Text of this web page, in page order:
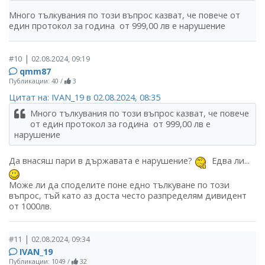
Много тълкувания по този въпрос казват, че повече от
един протокол за година от 999,00 лв е нарушение
#10 | 02.08.2024, 09:19
qmm87
Публикации: 40 / 3
Цитат на: IVAN_19 в 02.08.2024, 08:35
Много тълкувания по този въпрос казват, че повече
от един протокол за година от 999,00 лв е
нарушение
Да внасяш пари в държавата е нарушение? Едва ли...
Може ли да споделите поне едно тълкуване по този
въпрос, тъй като аз доста често разпределям дивидент
от 1000лв.
#11 | 02.08.2024, 09:34
IVAN_19
Публикации: 1049 / 32